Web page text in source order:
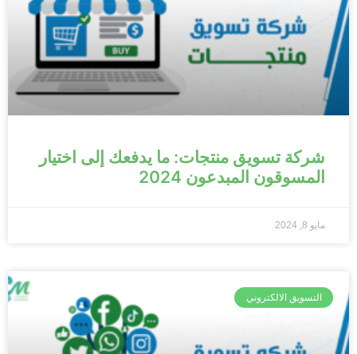
شركة تسويق منتجات: ما يدفعك إلى اختيار
المسوقون المبدعون 2024
مايو 8, 2024
التسويق الالكتروني